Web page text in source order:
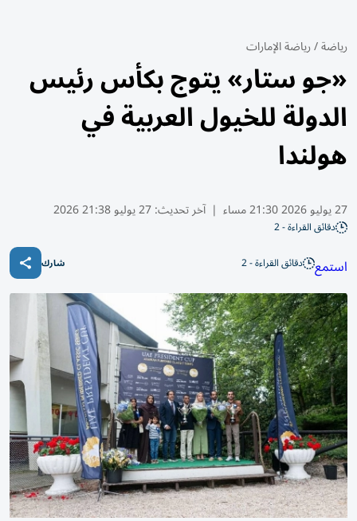
رياضة/رياضة الإمارات
«جو ستار» يتوج بكأس رئيس
الدولة للخيول العربية في
هولندا
27 يوليو 2026 21:30 مساء | آخر تحديث:27 يوليو 21:38 2026
دقائق القراءة - 2
استمع دقائق القراءة - 2 شارك